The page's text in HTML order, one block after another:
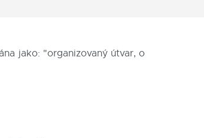
jako: "organizovaný útvar, o